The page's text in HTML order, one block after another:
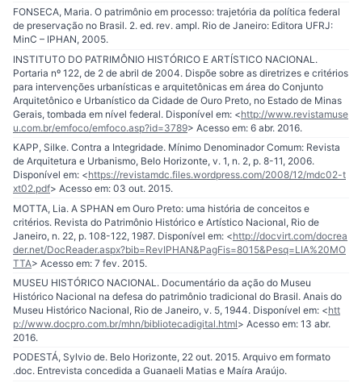
FONSECA, Maria. O patrimônio em processo: trajetória da política federal
de preservação no Brasil. 2. ed. rev. ampl. Rio de Janeiro: Editora UFRJ:
MinC – IPHAN, 2005.
INSTITUTO DO PATRIMÔNIO HISTÓRICO E ARTÍSTICO NACIONAL.
Portaria nº 122, de 2 de abril de 2004. Dispõe sobre as diretrizes e critérios
para intervenções urbanísticas e arquitetônicas em área do Conjunto
Arquitetônico e Urbanístico da Cidade de Ouro Preto, no Estado de Minas
Gerais, tombada em nível federal. Disponível em: <http://www.revistamuse
u.com.br/emfoco/emfoco.asp?id=3789> Acesso em: 6 abr. 2016.
KAPP, Silke. Contra a Integridade. Mínimo Denominador Comum: Revista
de Arquitetura e Urbanismo, Belo Horizonte, v. 1, n. 2, p. 8-11, 2006.
Disponível em: <https://revistamdc.files.wordpress.com/2008/12/mdc02-t
xt02.pdf> Acesso em: 03 out. 2015.
MOTTA, Lia. A SPHAN em Ouro Preto: uma história de conceitos e
critérios. Revista do Patrimônio Histórico e Artístico Nacional, Rio de
Janeiro, n. 22, p. 108-122, 1987. Disponível em: <http://docvirt.com/docrea
der.net/DocReader.aspx?bib=RevIPHAN&PagFis=8015&Pesq=LIA%20MO
TTA> Acesso em: 7 fev. 2015.
MUSEU HISTÓRICO NACIONAL. Documentário da ação do Museu
Histórico Nacional na defesa do patrimônio tradicional do Brasil. Anais do
Museu Histórico Nacional, Rio de Janeiro, v. 5, 1944. Disponível em: <htt
p://www.docpro.com.br/mhn/bibliotecadigital.html> Acesso em: 13 abr.
2016.
PODESTÁ, Sylvio de. Belo Horizonte, 22 out. 2015. Arquivo em formato
.doc. Entrevista concedida a Guanaeli Matias e Maíra Araújo.